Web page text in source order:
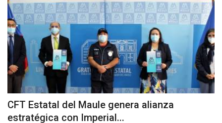
CFT Estatal del Maule genera alianza
estratégica con Imperial...